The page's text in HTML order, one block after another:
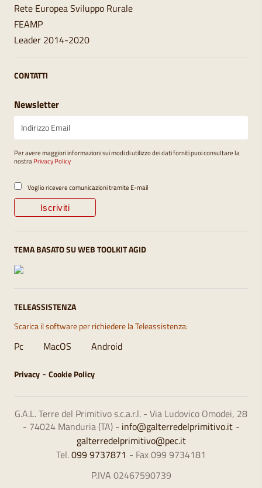
Rete Europea Sviluppo Rurale
FEAMP
Leader 2014-2020
CONTATTI
Newsletter
Per avere maggiori informazioni sui modi di utilizzo dei dati forniti puoi consultare la
nostraPrivacy Policy
Voglio ricevere comunicazioni tramite E-mail
TEMA BASATO SU WEB TOOLKIT AGID
TELEASSISTENZA
Scarica il software per richiedere la Teleassistenza:
Pc MacOS Android
Privacy - Cookie Policy
G.A.L. Terre del Primitivo s.c.a.r.l. - Via Ludovico Omodei, 28
- 74024 Manduria (TA) - info@galterredelprimitivo.it -
galterredelprimitivo@pec.it
Tel.099 9737871 - Fax 099 9734181
P.IVA 02467590739